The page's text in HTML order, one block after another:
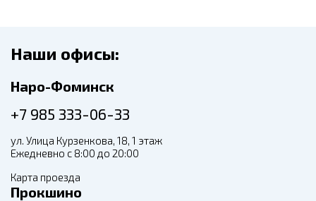
Наши офисы:
Наро-Фоминск
+7 985 333-06-33
ул. Улица Курзенкова, 18, 1 этаж
Ежедневно с 8:00 до 20:00
Карта проезда
Прокшино